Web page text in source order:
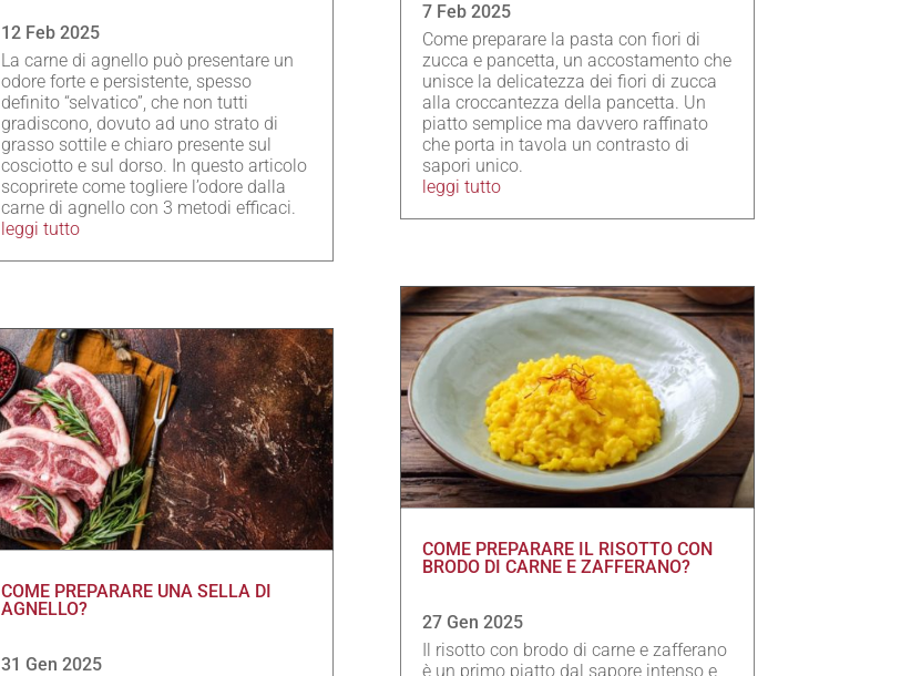
12 Feb 2025
La carne di agnello può presentare un
odore forte e persistente, spesso
definito “selvatico”, che non tutti
gradiscono, dovuto ad uno strato di
grasso sottile e chiaro presente sul
cosciotto e sul dorso. In questo articolo
scoprirete come togliere l’odore dalla
carne di agnello con 3 metodi efficaci.
leggi tutto
COME PREPARARE UNA SELLA DI
AGNELLO?
31 Gen 2025
7 Feb 2025
Come preparare la pasta con fiori di
zucca e pancetta, un accostamento che
unisce la delicatezza dei fiori di zucca
alla croccantezza della pancetta. Un
piatto semplice ma davvero raffinato
che porta in tavola un contrasto di
sapori unico.
leggi tutto
COME PREPARARE IL RISOTTO CON
BRODO DI CARNE E ZAFFERANO?
27 Gen 2025
Il risotto con brodo di carne e zafferano
è un primo piatto dal sapore intenso e